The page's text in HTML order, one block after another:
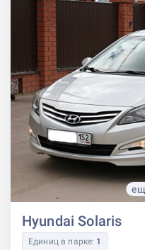
Hyundai Solaris
Единиц в парке: 1